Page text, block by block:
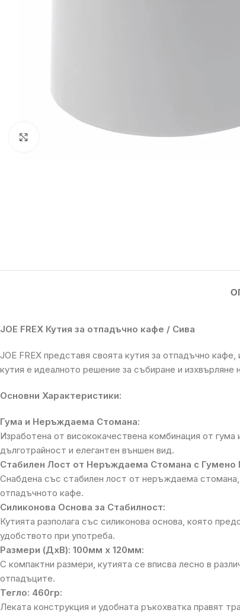
JOE FREX Кутия за отпадъчно кафе / Сива
JOE FREX представя своята кутия за отпадъчно
кутия е идеалното решение за събиране и
Основни Характеристики:
Гума и Неръждаема Стомана:
Изработена от висококачествена комбинация от
дълготрайност и елегантен външен вид.
Стабилен Лост от Неръждаема Стомана с Гумено
Снабдена със стабилен лост от неръждаема стомана,
отпадъчното кафе.
Силиконова Основа за Стабилност:
Кутията разполага със силиконова основа, която
удобството при употреба.
Размери (ДхВ): 100мм х 120мм:
С компактни размери, кутията се вписва лесно в
отпадъците.
Тегло: 460гр:
Леката конструкция и удобната ръкохватка правят